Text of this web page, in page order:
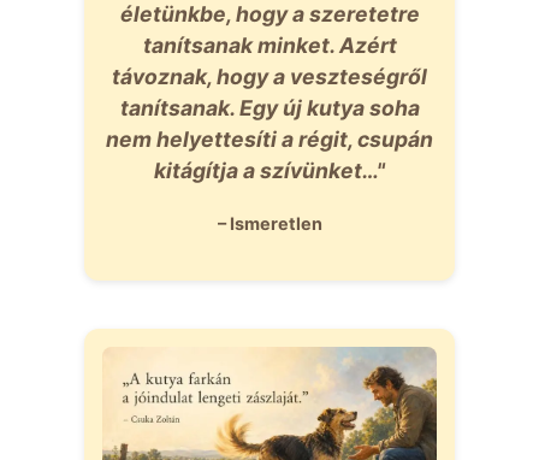
életünkbe, hogy a szeretetre
tanítsanak minket. Azért
távoznak, hogy a veszteségről
tanítsanak. Egy új kutya soha
nem helyettesíti a régit, csupán
kitágítja a szívünket…"
– Ismeretlen